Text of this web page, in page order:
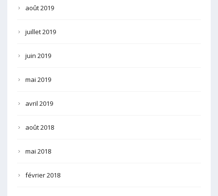
août 2019
juillet 2019
juin 2019
mai 2019
avril 2019
août 2018
mai 2018
février 2018